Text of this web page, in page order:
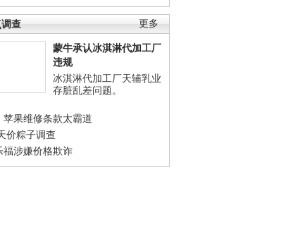
更多
查
蒙牛承认冰淇淋代加工厂
违规
冰淇淋代加工厂天辅乳业
存脏乱差问题。
苹果维修条款太霸道
价粽子调查
福涉嫌价格欺诈